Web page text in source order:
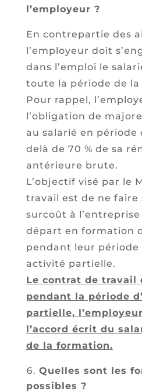
l’employeur ?
En contrepartie des
l’employeur doit
dans l’emploi le
toute la période de la
Pour rappel,
l’obligation de
au salarié en
delà de 70 % de sa
antérieure brute.
L’objectif visé par le
travail est de ne
surcoût à
départ en formation
pendant leur période
activité partielle.
Le contrat de travail
pendant la période
partielle,
l’accord écrit du
de la formation.
Quelles sont les
possibles ?